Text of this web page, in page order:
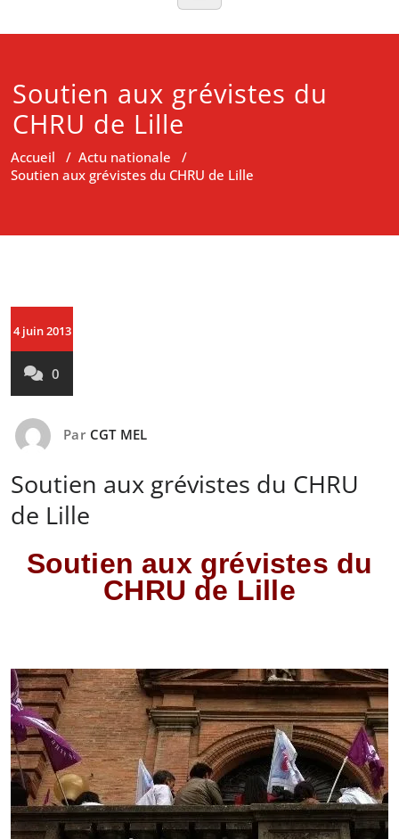
Soutien aux grévistes du
CHRU de Lille
Accueil / Actu nationale /
Soutien aux grévistes du CHRU de Lille
4 juin 2013
0
Par CGT MEL
Soutien aux grévistes du CHRU
de Lille
Soutien aux grévistes du
CHRU de Lille